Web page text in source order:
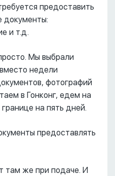
предоставить
документы:
и т.д.
Мы выбрали
недели
фотографий
в Гонконг, едем на
на пять дней.
предоставлять
там же при подаче. И